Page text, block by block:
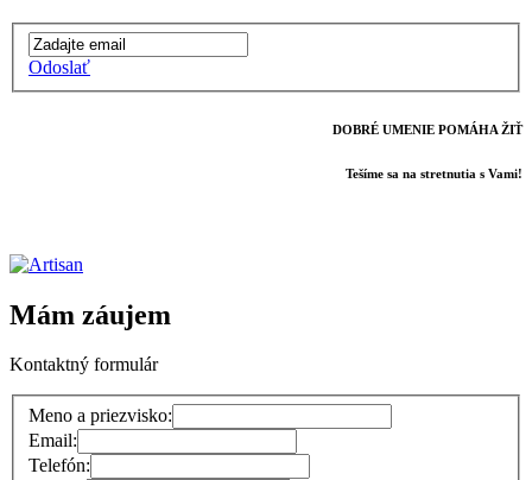
Odoslať
DOBRÉ UMENIE POMÁHA ŽIŤ
Tešíme sa na stretnutia s Vami!
Mám záujem
Kontaktný formulár
Meno a priezvisko:
Email:
Telefón: